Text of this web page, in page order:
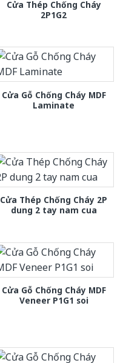
Cửa Thép Chống Cháy
2P1G2
Cửa Gỗ Chống Cháy MDF
Laminate
Cửa Thép Chống Cháy 2P
dung 2 tay nam cua
Cửa Gỗ Chống Cháy MDF
Veneer P1G1 soi